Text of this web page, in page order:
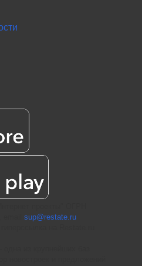
sup@restate.ru